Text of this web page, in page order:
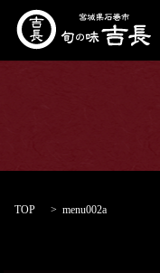
TOP menu002a